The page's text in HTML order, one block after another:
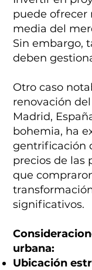
puede ofrecer
media del
Sin embargo,
deben
Otro caso
renovación
Madrid,
bohemia, ha
gentrificación
precios de las
que
significativos.
urbana:
Ubicación